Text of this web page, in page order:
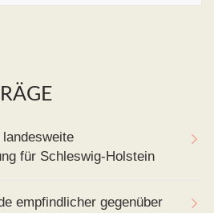
für Schleswig-Holstein
empfindlicher gegenüber